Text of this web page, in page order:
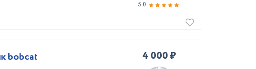
5.0
bobcat 4 000 ₽